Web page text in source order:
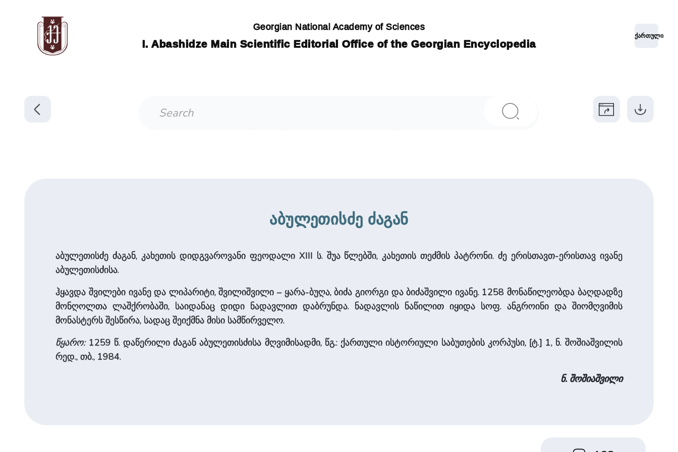
Georgian National Academy of Sciences
I. Abashidze Main Scientific Editorial Office of the Georgian Encyclopedia
ქართული
აბულეთისძე ძაგან
აბულეთისძე ძაგან, კახეთის დიდგვაროვანი ფეოდალი XIII ს. შუა წლებში, კახეთის თეძმის პატრონი. ძე ერისთავთ-ერისთავ ივანე
აბულეთისძისა.
ჰყავდა შვილები ივანე და ლიპარიტი, შვილიშვილი – ყარა-ბუღა, ბიძა გიორგი და ბიძაშვილი ივანე. 1258 მონაწილეობდა ბაღდადზე
მონღოლთა ლაშქრობაში, საიდანაც დიდი ნადავლით დაბრუნდა. ნადავლის ნაწილით იყიდა სოფ. ანგროინი და შიომღვიმის
მონასტერს შესწირა, სადაც შეიქმნა მისი სამწირველო.
წყარო:1259 წ. დაწერილი ძაგან აბულეთისძისა მღვიმისადმი, წგ.: ქართული ისტორიული საბუთების კორპუსი, [ტ.] 1, ნ. შოშიაშვილის
რედ., თბ., 1984.
ნ. შოშიაშვილი